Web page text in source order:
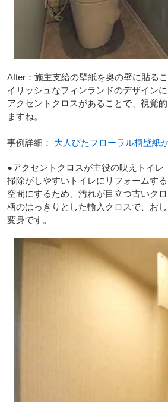
After：施主支給の壁紙を奥の壁に貼る
イリッシュなフィンランドのデザイン
アクセントクロスがあることで、視覚
ますね。
事例詳細： 大人びたフローラル柄壁紙
●アクセントクロスが主役の映えトイレ
掃除がしやすいトイレにリフォームす
空間にするため、汚れが目立つ古いクロ
柄のはっきりとした輸入クロスで、お
変身です。